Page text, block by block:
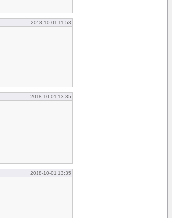
2018-10-01 11:53
2018-10-01 13:35
2018-10-01 13:35